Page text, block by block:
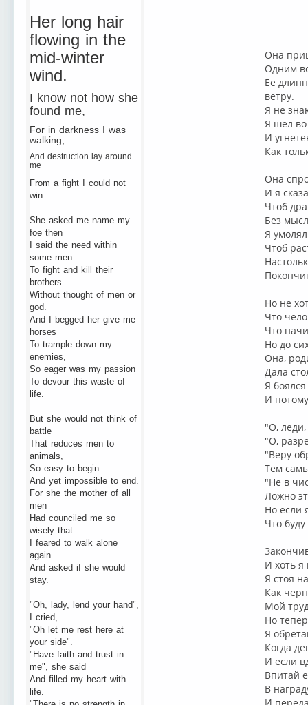
Her long hair
flowing in the
mid-winter
wind.
I know not how she
found me,
For in darkness I was
walking,
And destruction lay around
me
From a fight I could not
win.
She asked me name my
foe then
I said the need within
some men
To fight and kill their
brothers
Without thought of men or
god.
And I begged her give me
horses
To trample down my
enemies,
So eager was my passion
To devour this waste of
life.
But she would not think of
battle
That reduces men to
animals,
So easy to begin
And yet impossible to end.
For she the mother of all
men
Had counciled me so
wisely that
I feared to walk alone
again
And asked if she would
stay.
"Oh, lady, lend your hand",
I cried,
"Oh let me rest here at
your side".
"Have faith and trust in
me", she said
And filled my heart with
life.
Она
Одним
Ее
ветру.
Я не
Я шел во
И
Как
Она
И я
Чтоб
Без
Я
Чтоб
Но не
Что
Что
Но до
Она,
Дала
Я
И
"О, леди,
"О,
"Веру
Тем
"Не в
Ложно
Но если
Что
И хоть я
Я стоя
Как
Мой
Но
Я
Когда
И если
Впитай
В